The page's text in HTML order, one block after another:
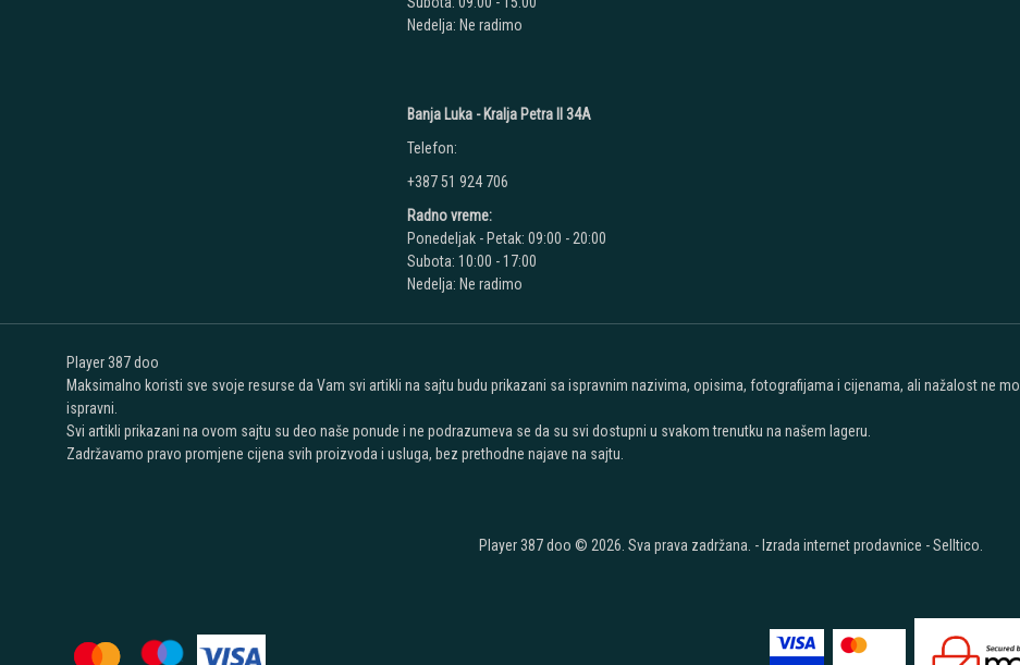
Nedelja: Ne radimo
Banja Luka - Kralja Petra II 34A
Telefon:
+387 51 924 706
Radno vreme:
Ponedeljak - Petak: 09:00 - 20:00
Subota: 10:00 - 17:00
Nedelja: Ne radimo
Player 387 doo
Maksimalno koristi sve svoje resurse da Vam svi artikli na sajtu budu prikazani sa ispravnim nazivima, opisima, fotografijama i cijenama, ali nažalost ne
ispravni.
Svi artikli prikazani na ovom sajtu su deo naše ponude i ne podrazumeva se da su svi dostupni u svakom trenutku na našem lageru.
Zadržavamo pravo promjene cijena svih proizvoda i usluga, bez prethodne najave na sajtu.
Player 387 doo © 2026. Sva prava zadržana. - Izrada internet prodavnice -Selltico.